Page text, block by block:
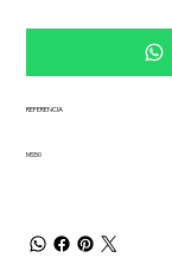
REFERENCIA
MS50